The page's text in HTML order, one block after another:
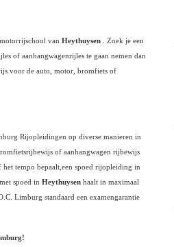
van Heythuysen . Zoek je een
of aanhangwagenrijles te gaan nemen dan
voor de auto, motor, bromfiets of
Rijopleidingen op diverse manieren in
of aanhangwagen rijbewijs
het tempo bepaalt,een spoed rijopleiding in
spoed in Heythuysen haalt in maximaal
Limburg standaard een examengarantie